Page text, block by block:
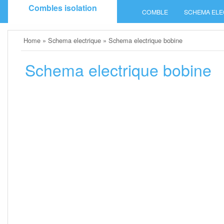
Combles isolation COMBLE SCHEMA
Home »Schema electrique »Schema electrique bobine
Schema electrique bobine